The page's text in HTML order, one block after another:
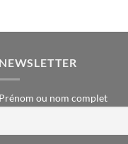
NEWSLETTER
Prénom ou nom complet